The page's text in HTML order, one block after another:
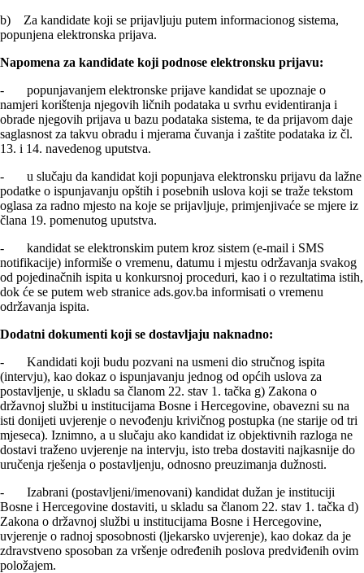
b) Za kandidate koji se prijavljuju putem informacionog sistema,
popunjena elektronska prijava.
Napomena za kandidate koji podnose elektronsku prijavu:
- popunjavanjem elektronske prijave kandidat se upoznaje o
namjeri korištenja njegovih ličnih podataka u svrhu evidentiranja i
obrade njegovih prijava u bazu podataka sistema, te da prijavom daje
saglasnost za takvu obradu i mjerama čuvanja i zaštite podataka iz čl.
13. i 14. navedenog uputstva.
- u slučaju da kandidat koji popunjava elektronsku prijavu da lažne
podatke o ispunjavanju opštih i posebnih uslova koji se traže tekstom
oglasa za radno mjesto na koje se prijavljuje, primjenjivaće se mjere iz
člana 19. pomenutog uputstva.
- kandidat se elektronskim putem kroz sistem (e-mail i SMS
notifikacije) informiše o vremenu, datumu i mjestu održavanja svakog
od pojedinačnih ispita u konkursnoj proceduri, kao i o rezultatima istih,
dok će se putem web stranice ads.gov.ba informisati o vremenu
održavanja ispita.
Dodatni dokumenti koji se dostavljaju naknadno:
- Kandidati koji budu pozvani na usmeni dio stručnog ispita
(intervju), kao dokaz o ispunjavanju jednog od općih uslova za
postavljenje, u skladu sa članom 22. stav 1. tačka g) Zakona o
državnoj službi u institucijama Bosne i Hercegovine, obavezni su na
isti donijeti uvjerenje o nevođenju krivičnog postupka (ne starije od tri
mjeseca). Iznimno, a u slučaju ako kandidat iz objektivnih razloga ne
dostavi traženo uvjerenje na intervju, isto treba dostaviti najkasnije do
uručenja rješenja o postavlјenju, odnosno preuzimanja dužnosti.
- Izabrani (postavljeni/imenovani) kandidat dužan je instituciji
Bosne i Hercegovine dostaviti, u skladu sa članom 22. stav 1. tačka d)
Zakona o državnoj službi u institucijama Bosne i Hercegovine,
uvjerenje o radnoj sposobnosti (ljekarsko uvjerenje), kao dokaz da je
zdravstveno sposoban za vršenje određenih poslova predviđenih ovim
položajem.